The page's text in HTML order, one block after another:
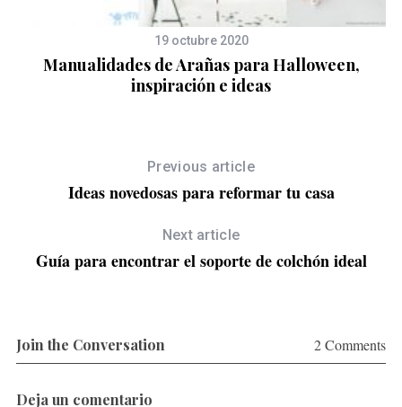
19 octubre 2020
Manualidades de Arañas para Halloween,
inspiración e ideas
Previous article
Ideas novedosas para reformar tu casa
Next article
Guía para encontrar el soporte de colchón ideal
Join the Conversation 2 Comments
Deja un comentario